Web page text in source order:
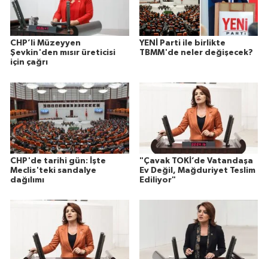
CHP’li Müzeyyen
Şevkin'den mısır üreticisi
için çağrı
YENİ Parti ile birlikte
TBMM'de neler değişecek?
CHP'de tarihi gün: İşte
Meclis'teki sandalye
dağılımı
"Çavak TOKİ’de Vatandaşa
Ev Değil, Mağduriyet Teslim
Ediliyor"